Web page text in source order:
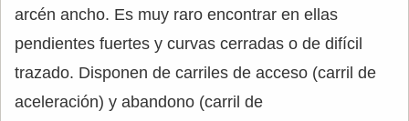
arcén ancho. Es muy raro encontrar en ellas
pendientes fuertes y curvas cerradas o de difícil
trazado. Disponen de carriles de acceso (carril de
aceleración) y abandono (carril de